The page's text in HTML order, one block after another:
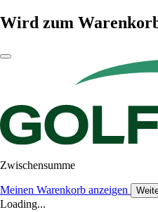
Wird zum
Zwischensumme
Meinen Warenkorb anzeigen
Loading...